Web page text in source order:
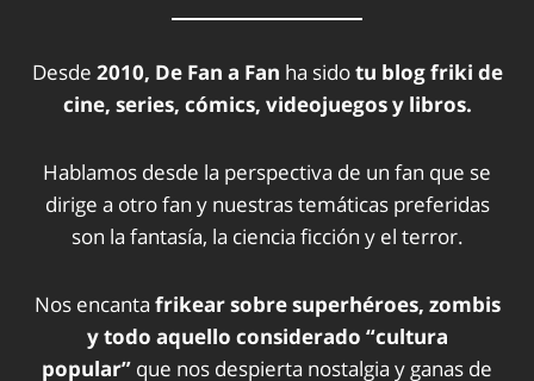
Desde 2010, De Fan a Fan ha sidotu blog friki de
cine, series, cómics, videojuegos y libros.
Hablamos desde la perspectiva de un fan que se
dirige a otro fan y nuestras temáticas preferidas
son la fantasía, la ciencia ficción y el terror.
Nos encanta frikear sobre superhéroes, zombis
y todo aquello considerado “cultura
popular” que nos despierta nostalgia y ganas de